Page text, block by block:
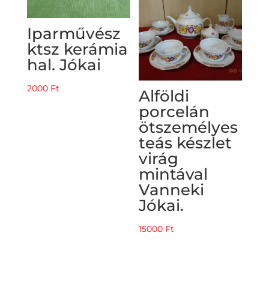
Iparművész
ktsz kerámia
hal. Jókai
2000 Ft
Alföldi
porcelán
ötszemélyes
teás készlet
virág
mintával
Vanneki
Jókai.
15000 Ft